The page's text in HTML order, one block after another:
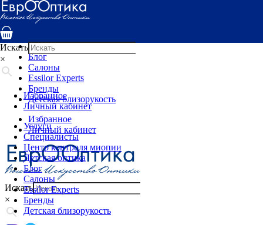
Услуги
Специалисты
Детская оптика
Блог
Салоны
Essilor Experts
Бренды
Детская близорукость
Избранное
Личный кабинет
Искать
×
Искать
×
Избранное
Личный кабинет
Услуги
Специалисты
Центр контроля миопии
Детская оптика
Блог
Салоны
Essilor Experts
Бренды
Детская близорукость